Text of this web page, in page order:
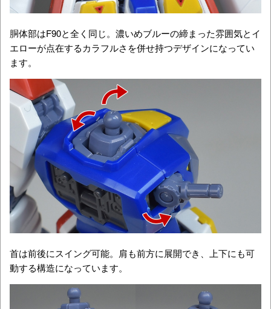
胴体部はF90と全く同じ。濃いめブルーの締まった雰囲気とイ
エローが点在するカラフルさを併せ持つデザインになってい
ます。
首は前後にスイング可能。肩も前方に展開でき、上下にも可
動する構造になっています。